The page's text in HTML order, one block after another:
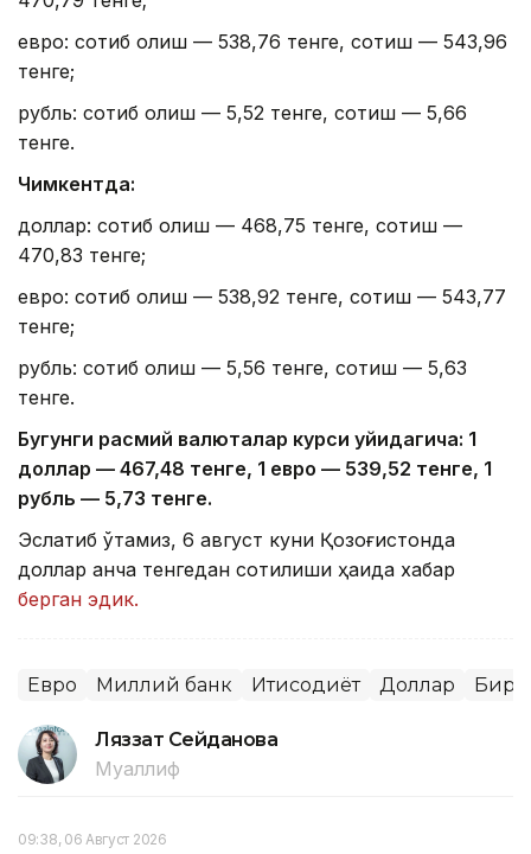
евро: сотиб олиш — 538,76 тенге, сотиш — 543,96
тенге;
рубль: сотиб олиш — 5,52 тенге, сотиш — 5,66
тенге.
Чимкентда:
доллар: сотиб олиш — 468,75 тенге, сотиш —
470,83 тенге;
евро: сотиб олиш — 538,92 тенге, сотиш — 543,77
тенге;
рубль: сотиб олиш — 5,56 тенге, сотиш — 5,63
тенге.
Бугунги расмий валюталар курси қуйидагича: 1
доллар — 467,48 тенге, 1 евро — 539,52 тенге, 1
рубль — 5,73 тенге.
Эслатиб ўтамиз, 6 август куни Қозоғистонда
доллар қанча тенгедан сотилиши ҳақида хабар
берган эдик.
Евро Миллий банк Иқтисодиёт Доллар
Ляззат Сейданова
Муаллиф
09:38, 06 Август 2026